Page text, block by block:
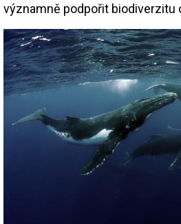
významně podpořit biodiverzitu
Image